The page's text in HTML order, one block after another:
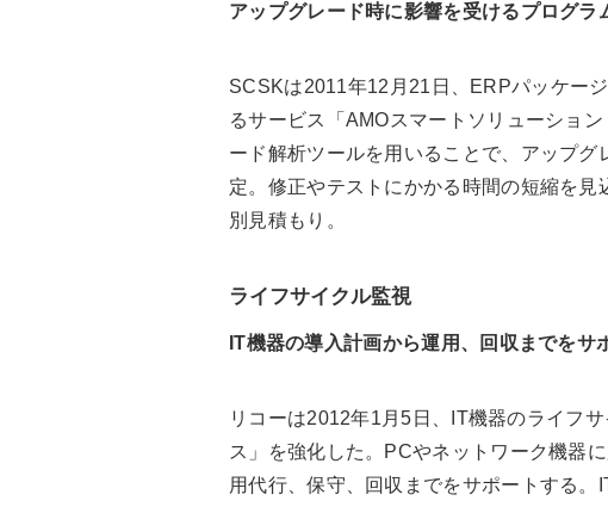
アップグレード時に影響を受けるプログラ
SCSKは2011年12月21日、ERPパッケー
るサービス「AMOスマートソリューショ
ード解析ツールを用いることで、アップ
定。修正やテストにかかる時間の短縮を
別見積もり。
ライフサイクル監視
IT機器の導入計画から運用、回収までをサ
リコーは2012年1月5日、IT機器のライフ
ス」を強化した。PCやネットワーク機器
用代行、保守、回収までをサポートする